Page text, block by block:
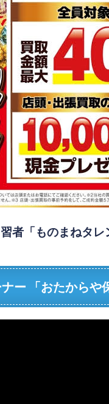
者「ものまねタレ
ー 「おたからや